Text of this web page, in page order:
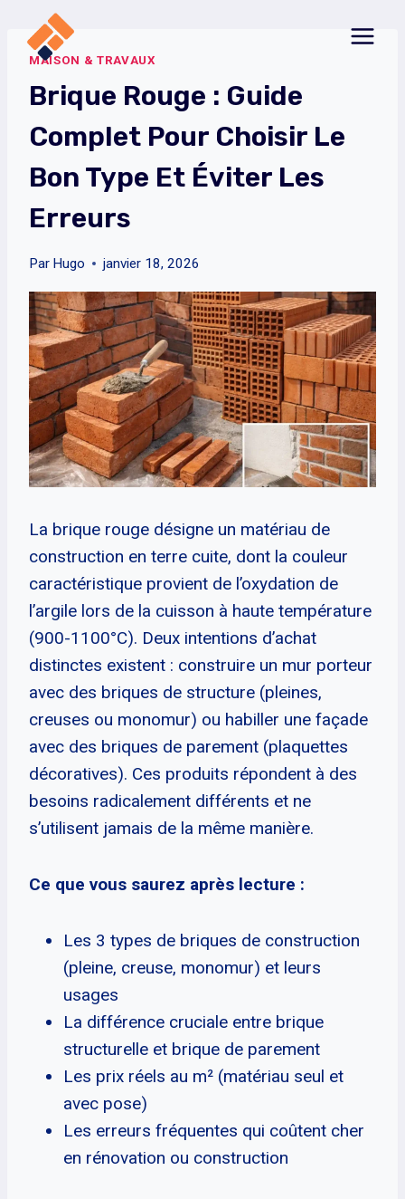
contenuMAISON & TRAVAUX
Brique Rouge : Guide
Complet Pour Choisir Le
Bon Type Et Éviter Les
Erreurs
Par Hugo janvier 18, 2026
La brique rouge désigne un matériau de
construction en terre cuite, dont la couleur
caractéristique provient de l’oxydation de
l’argile lors de la cuisson à haute température
(900-1100°C). Deux intentions d’achat
distinctes existent : construire un mur porteur
avec des briques de structure (pleines,
creuses ou monomur) ou habiller une façade
avec des briques de parement (plaquettes
décoratives). Ces produits répondent à des
besoins radicalement différents et ne
s’utilisent jamais de la même manière.
Ce que vous saurez après lecture :
Les 3 types de briques de construction
(pleine, creuse, monomur) et leurs
usages
La différence cruciale entre brique
structurelle et brique de parement
Les prix réels au m² (matériau seul et
avec pose)
Les erreurs fréquentes qui coûtent cher
en rénovation ou construction